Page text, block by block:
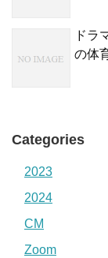
ドラ
の体
Categories
2023
2024
CM
Zoom